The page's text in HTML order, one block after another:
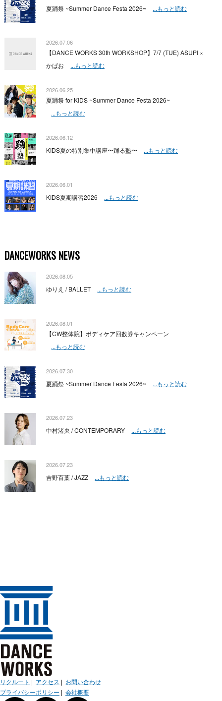
夏踊祭 ~Summer Dance Festa 2026~ ...もっと読む
2026.07.06
【DANCE WORKS 30th WORKSHOP】7/7 (TUE) ASUPI ×
かばお
...もっと読む
2026.06.25
夏踊祭 for KIDS ~Summer Dance Festa 2026~
...もっと読む
2026.06.12
KIDS夏の特別集中講座〜踊る塾〜 ...もっと読む
2026.06.01
KIDS夏期講習2026 ...もっと読む
DANCEWORKS NEWS
2026.08.05
ゆりえ / BALLET ...もっと読む
2026.08.01
【CW整体院】ボディケア回数券キャンペーン
...もっと読む
2026.07.30
夏踊祭 ~Summer Dance Festa 2026~ ...もっと読む
2026.07.23
中村渚央 / CONTEMPORARY ...もっと読む
2026.07.23
吉野百葉 / JAZZ ...もっと読む
リクルート | アクセス | お問い合わせ
プライバシーポリシー | 会社概要